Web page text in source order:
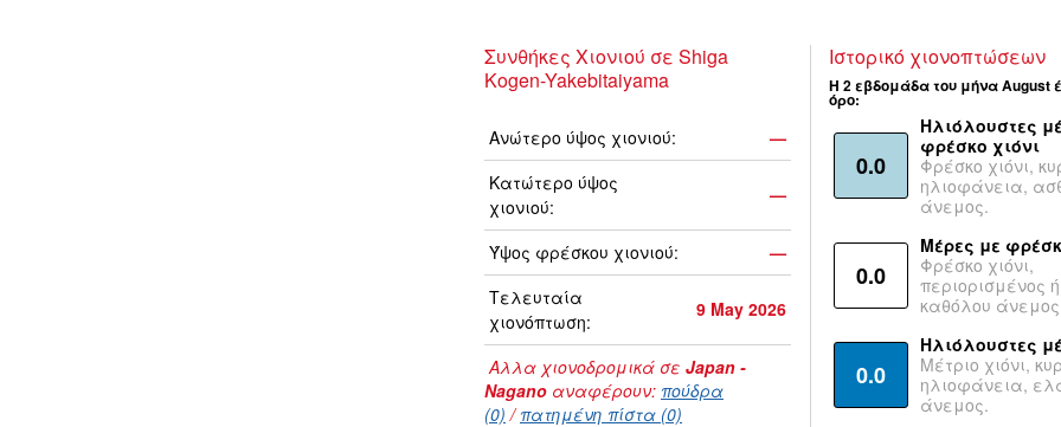
Συνθήκες Χιονιού σε Shiga
Kogen-Yakebitaiyama
Ανώτερο ύψος χιονιού:
—
Κατώτερο ύψος
χιονιού:
—
Ύψος φρέσκου χιονιού:
—
Τελευταία
χιονόπτωση:
9 May 2026
Αλλα χιονοδρομικά σε Japan -
Nagano αναφέρουν: πούδρα
(0) /πατημένη πίστα (0)
Ιστορικό χιονοπτώσεων
Η 2 εβδομάδα του μήνα August
όρο:
0.0
Ηλιόλουστες
φρέσκο χιόνι
Φρέσκο χιόνι,
ηλιοφάνεια,
άνεμος.
0.0
Μέρες με
Φρέσκο χιόνι,
περιορισμένος
καθόλου
0.0
Ηλιόλουστες
Μέτριο χιόνι,
ηλιοφάνεια,
άνεμος.